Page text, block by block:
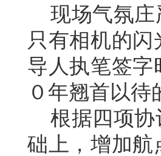
现场气氛庄
只有相机的
导人执笔签
０年翘首以待
根据四项协
础上，增加航